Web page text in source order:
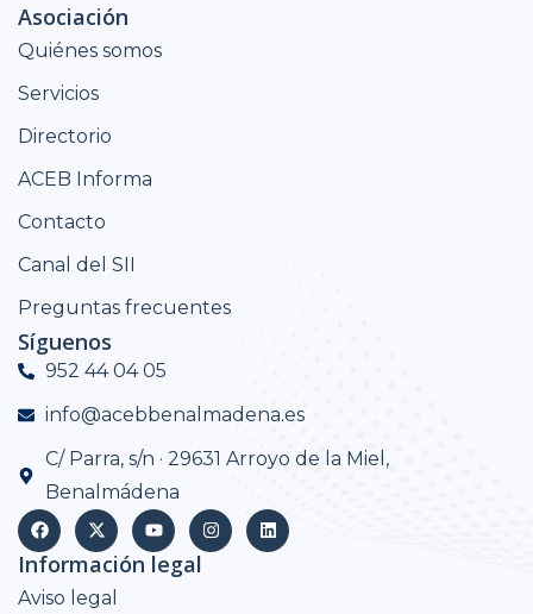
Asociación
Quiénes somos
Servicios
Directorio
ACEB Informa
Contacto
Canal del SII
Preguntas frecuentes
Síguenos
952 44 04 05
info@acebbenalmadena.es
C/ Parra, s/n · 29631 Arroyo de la Miel,
Benalmádena
Información legal
Aviso legal